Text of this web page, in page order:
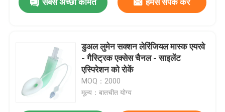
सक्शन कैथेटर
ऑरोफरीन्जियल एयरवे ट्यूब
व्यक्तिगत सुरक्षा उपकरण पीपीई
डुअल लुमेन सक्शन लेरिंजियल मास्क एयरवे
- गैस्ट्रिक एक्सेस चैनल - साइलेंट
एस्पिरेशन को रोकें
MOQ：2000
मूल्य：बातचीत योग्य